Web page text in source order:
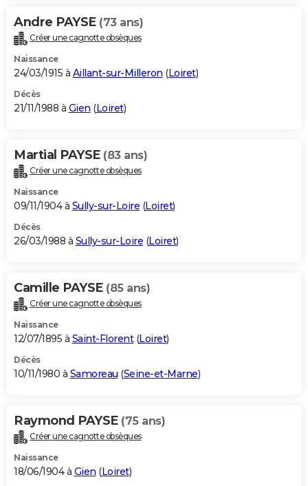
Andre PAYSE (73 ans)
Créer une cagnotte obsèques
Naissance
24/03/1915 à Aillant-sur-Milleron (Loiret)
Décès
21/11/1988 à Gien (Loiret)
Martial PAYSE (83 ans)
Créer une cagnotte obsèques
Naissance
09/11/1904 à Sully-sur-Loire (Loiret)
Décès
26/03/1988 à Sully-sur-Loire (Loiret)
Camille PAYSE (85 ans)
Créer une cagnotte obsèques
Naissance
12/07/1895 à Saint-Florent(Loiret)
Décès
10/11/1980 à Samoreau (Seine-et-Marne)
Raymond PAYSE (75 ans)
Créer une cagnotte obsèques
Naissance
18/06/1904 à Gien (Loiret)